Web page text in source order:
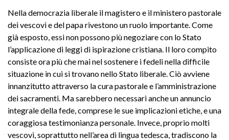
Nella democrazia liberale il magistero e il ministero pastorale
dei vescovi e del papa rivestono un ruolo importante. Come
già esposto, essi non possono più negoziare con lo Stato
l’applicazione di leggi di ispirazione cristiana. Il loro compito
consiste ora più che mai nel sostenere i fedeli nella difficile
situazione in cui si trovano nello Stato liberale. Ciò avviene
innanzitutto attraverso la cura pastorale e l’amministrazione
dei sacramenti. Ma sarebbero necessari anche un annuncio
integrale della fede, comprese le sue implicazioni etiche, e una
coraggiosa testimonianza personale. Invece, proprio molti
vescovi, soprattutto nell’area di lingua tedesca, tradiscono la